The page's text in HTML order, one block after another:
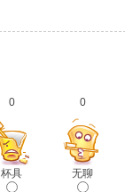
0
杯具
0
无聊